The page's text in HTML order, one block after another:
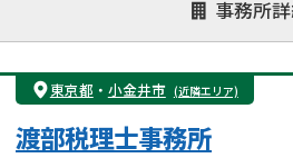
遺言書作成・遺言執行
相続放棄
遺産分割
遺留分侵害額
相続手続き
銀行手続き
成年後見・任意後見
事務所
東京都 ・ 小金井市 (近隣エリア)
渡部税理士事務所